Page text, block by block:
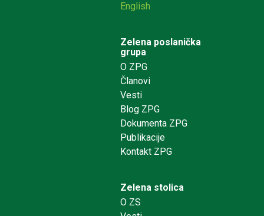
English
Zelena poslanička
grupa
O ZPG
Članovi
Vesti
Blog ZPG
Dokumenta ZPG
Publikacije
Kontakt ZPG
Zelena stolica
O ZS